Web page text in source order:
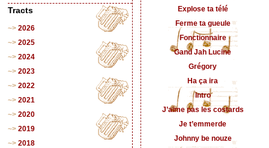
Tracts
2026
2025
2024
2023
2022
2021
2020
2019
2018
Explose ta télé
Ferme ta gueule
Fonctionnaire
Gand Jah Lucine
Grégory
Ha ça ira
Intro
J’aime pas les costards
Je t’emmerde
Johnny be nouze